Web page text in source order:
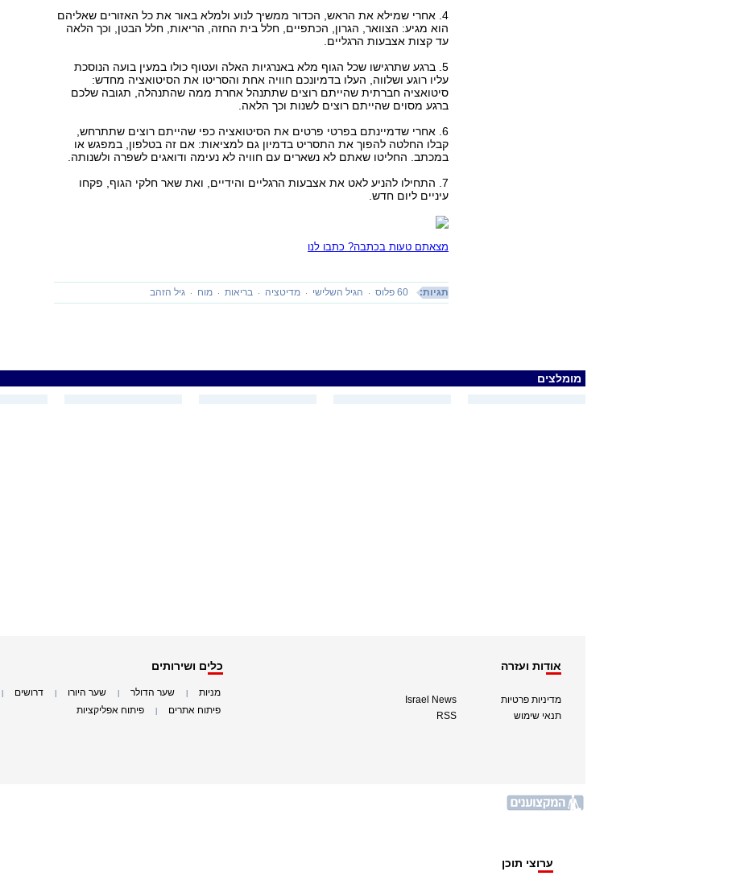
4. אחרי שמילא את הראש, הכדור ממשיך לנוע ולמלא באור את כל האזורים שאליהם
הוא מגיע: הצוואר, הגרון, הכתפיים, חלל בית החזה, הריאות, חלל הבטן, וכך הלאה
עד קצות אצבעות הרגליים.
5. ברגע שתרגישו שכל הגוף מלא באנרגיות האלה ועטוף כולו במעין בועה הנוסכת
עליו רוגע ושלווה, העלו בדמיונכם חוויה אחת והסריטו את הסיטואציה מחדש:
סיטואציה חברתית שהייתם רוצים שתתנהל אחרת ממה שהתנהלה, תגובה שלכם
ברגע מסוים שהייתם רוצים לשנות וכך הלאה.
6. אחרי שדמיינתם בפרטי פרטים את הסיטואציה כפי שהייתם רוצים שתתרחש,
קבלו החלטה להפוך את התסריט בדמיון גם למציאות: אם זה בטלפון, במפגש או
במכתב. החליטו שאתם לא נשארים עם חוויה לא נעימה ודואגים לשפרה ולשנותה.
7. התחילו להניע לאט את אצבעות הרגליים והידיים, ואת שאר חלקי הגוף, פקחו
עיניים ליום חדש.
מצאתם טעות בכתבה? כתבו לנו
תגיות: 60 פלוס הגיל השלישי מדיטציה בריאות מוח גיל הזהב
מומלצים
אודות ועזרה
מדיניות פרטיות
תנאי שימוש
Israel News
RSS
כלים ושירותים
מניות שער הדולר שער היורו דרושים
פיתוח אתרים פיתוח אפליקציות
ערוצי תוכן